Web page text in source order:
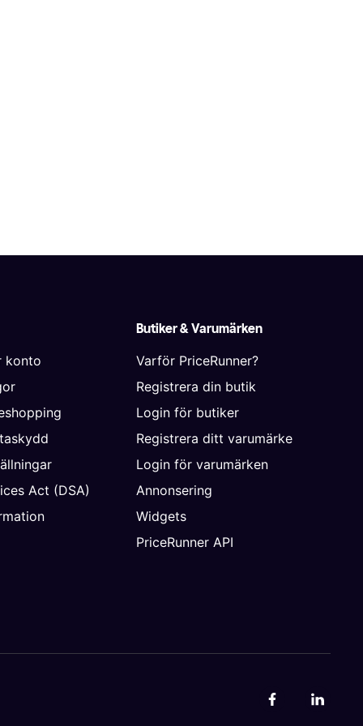
konto
Act (DSA)
Butiker & Varumärken
Varför PriceRunner?
Registrera din butik
Login för butiker
Registrera ditt varumärke
Login för varumärken
Annonsering
Widgets
PriceRunner API